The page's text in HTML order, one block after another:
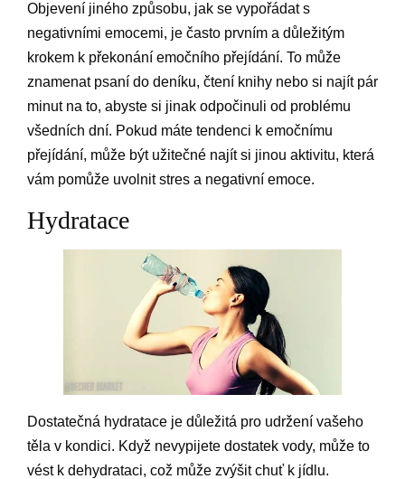
Objevení jiného způsobu, jak se vypořádat s
negativními emocemi, je často prvním a důležitým
krokem k překonání emočního přejídání. To může
znamenat psaní do deníku, čtení knihy nebo si najít pár
minut na to, abyste si jinak odpočinuli od problému
všedních dní. Pokud máte tendenci k emočnímu
přejídání, může být užitečné najít si jinou aktivitu, která
vám pomůže uvolnit stres a negativní emoce.
Hydratace
Dostatečná hydratace je důležitá pro udržení vašeho
těla v kondici. Když nevypijete dostatek vody, může to
vést k dehydrataci, což může zvýšit chuť k jídlu.